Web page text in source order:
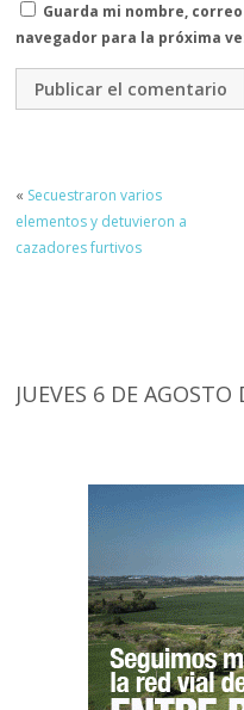
Guarda mi nombre,
navegador para la próxima
« Secuestraron varios
elementos y detuvieron a
cazadores furtivos
JUEVES 6 DE AGOSTO